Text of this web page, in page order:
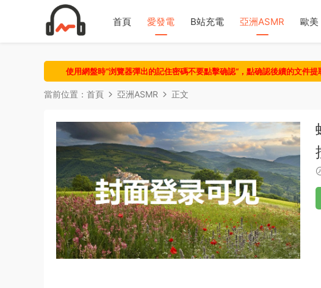
首頁 愛發電 B站充電 亞洲ASMR 歐美
使用網盤時“浏覽器彈出的記住密碼不要點擊确認“，點确認後續的文件
當前位置： 首頁 亞洲ASMR 正文